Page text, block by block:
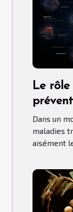
Le
Dans un
maladies
aisément